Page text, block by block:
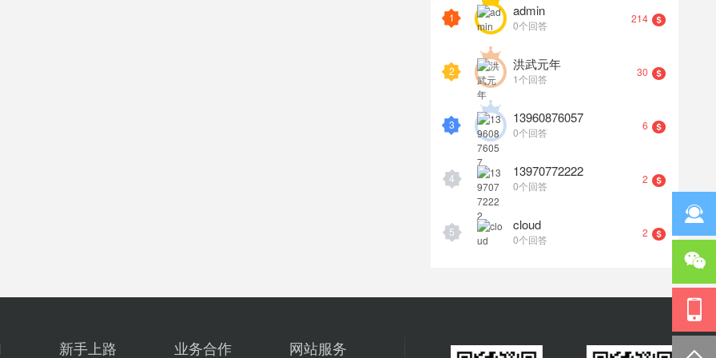
1 admin
0个回答
214
2 洪武元年
1个回答
30
3 13960876057
0个回答
6
4 13970772222
0个回答
2
5 cloud
0个回答
2
新手上路 业务合作 网站服务